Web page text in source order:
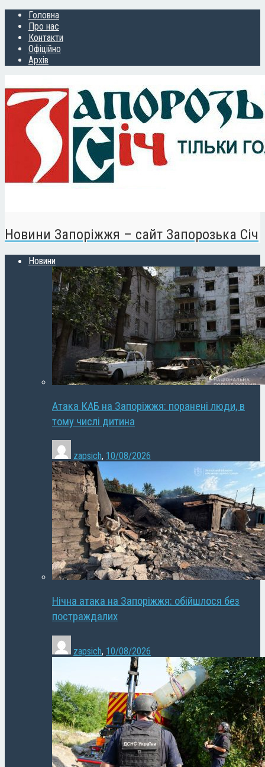
Головна
Про нас
Контакти
Офіційно
Архів
Новини Запоріжжя – сайт Запорозька Січ
Новини
Атака КАБ на Запоріжжя: поранені люди, в
тому числі дитина
zapsich, 10/08/2026
Нічна атака на Запоріжжя: обійшлося без
постраждалих
zapsich, 10/08/2026